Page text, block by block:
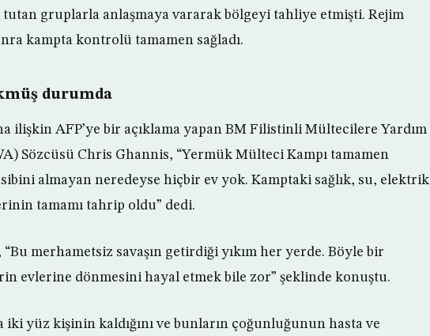
tutan gruplarla anlaşmaya vararak bölgeyi tahliye etmişti. Rejim
kampta kontrolü tamamen sağladı.
durumda
ilişkin AFP’ye bir açıklama yapan BM Filistinli Mültecilere Yardım
Sözcüsü Chris Ghannis, “Yermük Mülteci Kampı tamamen
almayan neredeyse hiçbir ev yok. Kamptaki sağlık, su, elektrik
tamamı tahrip oldu” dedi.
“Bu merhametsiz savaşın getirdiği yıkım her yerde. Böyle bir
evlerine dönmesini hayal etmek bile zor” şeklinde konuştu.
iki yüz kişinin kaldığını ve bunların çoğunluğunun hasta ve